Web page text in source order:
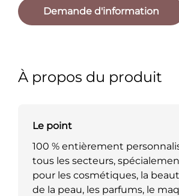
Demande d'information
À propos du produit
Le point
100 % entièrement
tous les secteurs,
pour les cosmétiques, la
de la peau, les parfums, le